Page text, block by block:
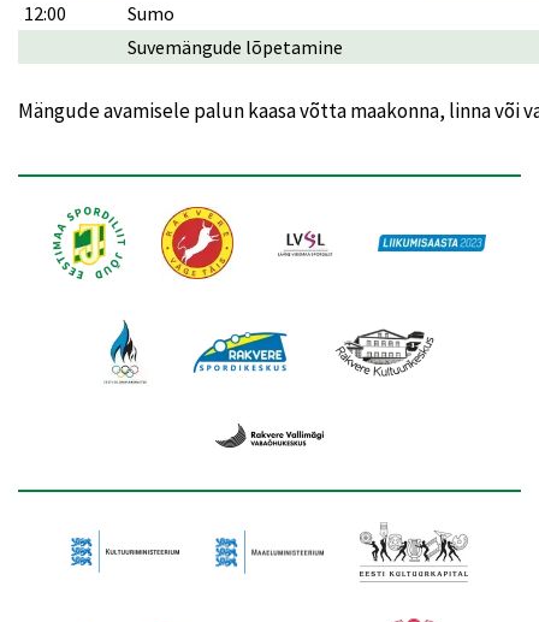
12:00
Sumo
Suvemängude lõpetamine
Mängude avamisele palun kaasa võtta maakonna, linna või